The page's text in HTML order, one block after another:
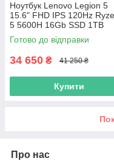
Ноутбук Lenovo Legion 5
15.6" FHD IPS 120Hz
5 5600H 16Gb SSD 1TB
Nvidia RTX3050
Готово до відправки
34 650 ₴ 41 250 ₴
Купити
Про нас